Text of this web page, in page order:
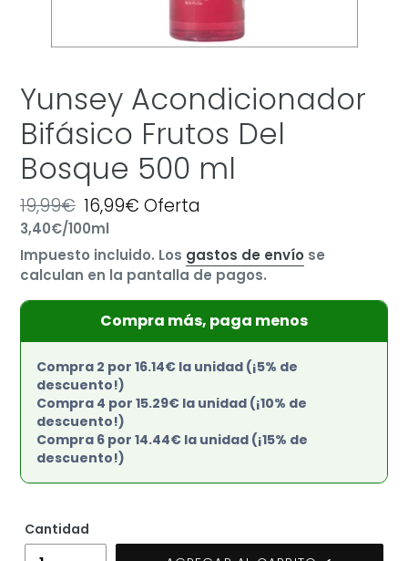
Yunsey Acondicionador
Bifásico Frutos Del
Bosque 500 ml
Precio
habitual
19,99€ Precio
de
oferta
16,99€Oferta
Precio
unitario
3,40€/por
100ml
Impuesto incluido. Los gastos de envío se
calculan en la pantalla de pagos.
Compra más, paga menos
Compra 2 por 16.14€ la unidad (¡5% de
descuento!)
Compra 4 por 15.29€ la unidad (¡10% de
descuento!)
Compra 6 por 14.44€ la unidad (¡15% de
descuento!)
Cantidad